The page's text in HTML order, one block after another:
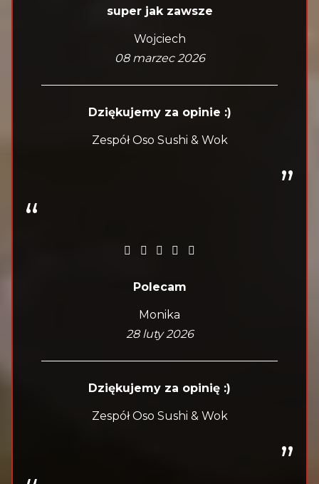
super jak zawsze
Wojciech
08 marzec 2026
Dziękujemy za opinie :)
Zespół Oso Sushi & Wok
Polecam
Monika
28 luty 2026
Dziękujemy za opinię :)
Zespół Oso Sushi & Wok